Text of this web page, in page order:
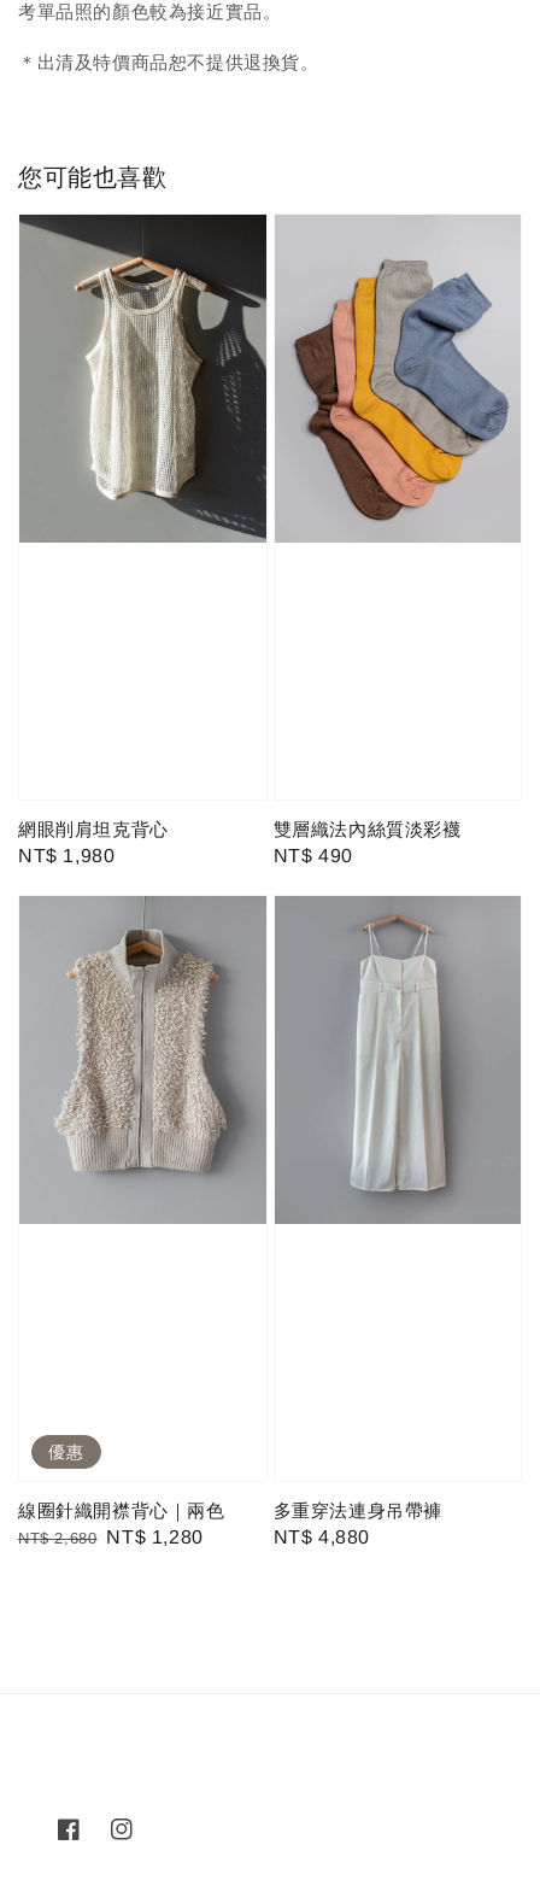
考單品照的顏色較為接近實品。
＊出清及特價商品恕不提供退換貨。
您可能也喜歡
網眼削肩坦克背心
Regular
NT$ 1,980
雙層織法內絲質淡彩襪
Regular
NT$ 490
優惠
線圈針織開襟背心｜兩色
Regular
NT$ 2,680 Sale
NT$ 1,280
多重穿法連身吊帶褲
Regular
NT$ 4,880